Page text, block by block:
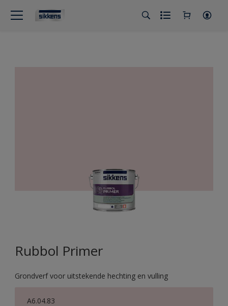
Rubbol Primer
Grondverf voor uitstekende hechting en vulling
A6.04.83